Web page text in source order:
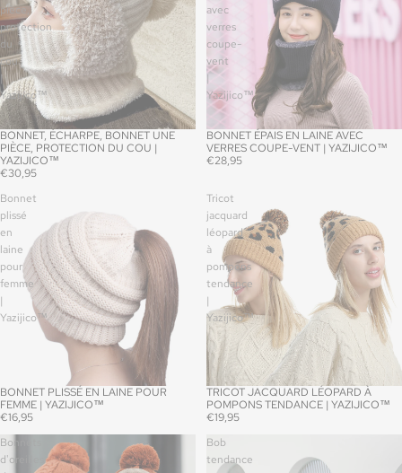
pièce,
protection
du
cou
|
Yazijico™
BONNET, ÉCHARPE, BONNET UNE
PIÈCE, PROTECTION DU COU |
YAZIJICO™
€30,95
avec
verres
coupe-
vent
|
Yazijico™
BONNET ÉPAIS EN LAINE AVEC
VERRES COUPE-VENT | YAZIJICO™
€28,95
Bonnet
plissé
en
laine
pour
femme
|
Yazijico™
BONNET PLISSÉ EN LAINE POUR
FEMME | YAZIJICO™
€16,95
Tricot
jacquard
léopard
à
pompons
tendance
|
Yazijico™
TRICOT JACQUARD LÉOPARD À
POMPONS TENDANCE | YAZIJICO™
€19,95
Bonnets
d'oreilles
Bob
tendance